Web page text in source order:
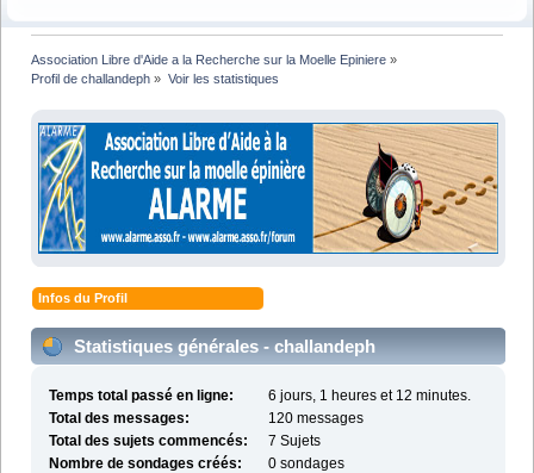
Association Libre d'Aide a la Recherche sur la Moelle Epiniere »
Profil de challandeph » Voir les statistiques
Infos du Profil
Statistiques générales - challandeph
Temps total passé en ligne:
6 jours, 1 heures et 12 minutes.
Total des messages:
120 messages
Total des sujets commencés:
7 Sujets
Nombre de sondages créés:
0 sondages